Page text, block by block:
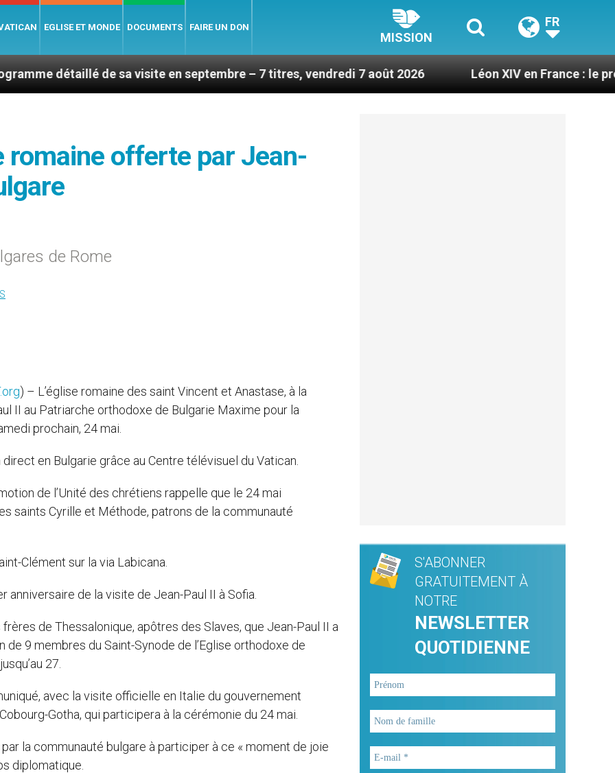
EGLISE ET MONDE DOCUMENTS FAIRE UN DON
MISSION
FR
de sa visite en septembre – 7 titres, vendredi 7 août 2026 Léon XIV en France : le programme
romaine offerte par Jean-
de Rome
) – L’église romaine des saint Vincent et Anastase, à la
II au Patriarche orthodoxe de Bulgarie Maxime pour la
prochain, 24 mai.
en Bulgarie grâce au Centre télévisuel du Vatican.
de l’Unité des chrétiens rappelle que le 24 mai
saints Cyrille et Méthode, patrons de la communauté
Clément sur la via Labicana.
de la visite de Jean-Paul II à Sofia.
de Thessalonique, apôtres des Slaves, que Jean-Paul II a
de 9 membres du Saint-Synode de l’Eglise orthodoxe de
27.
avec la visite officielle en Italie du gouvernement
Gotha, qui participera à la cérémonie du 24 mai.
la communauté bulgare à participer à ce « moment de joie
diplomatique.
S'ABONNER
GRATUITEMENT À
NOTRE
NEWSLETTER
QUOTIDIENNE